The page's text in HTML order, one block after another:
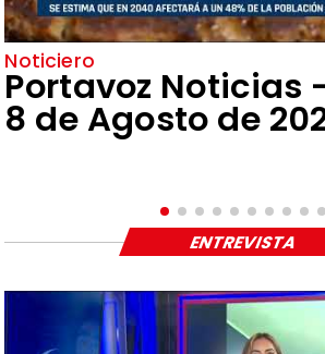
Noticiero
Portavoz Noticias
8 de Agosto de
ENTREVISTA